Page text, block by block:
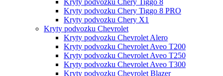
Kryty podvozku Chery Tiggo 8
Kryty podvozku Chery Tiggo 8 PRO
Kryty podvozku Chery X1
Kryty podvozku Chevrolet
Kryty podvozku Chevrolet Alero
Kryty podvozku Chevrolet Aveo T200
Kryty podvozku Chevrolet Aveo T250
Kryty podvozku Chevrolet Aveo T300
Kryty podvozku Chevrolet Blazer